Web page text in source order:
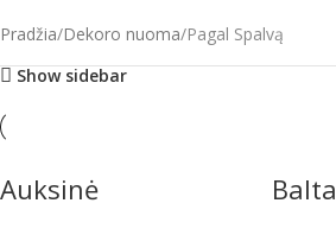
Pradžia Dekoro nuoma Pagal Spalvą
Show sidebar
Auksinė Balta